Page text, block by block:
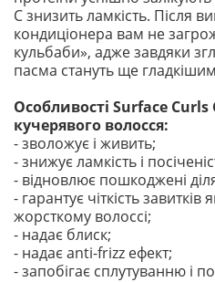
С знизить ламкість. Після
кондиціонера вам не
кульбаби», адже завдяки
пасма стануть ще
Особливості Surface
кучерявого волосся:
- зволожує і живить;
- знижує ламкість і
- відновлює пошкоджені
- гарантує чіткість завитків
жорсткому волоссі;
- надає блиск;
- надає anti-frizz ефект;
- запобігає сплутуванню і